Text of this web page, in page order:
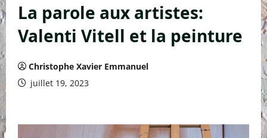
La parole aux artistes:
Valenti Vitell et la peinture
Christophe Xavier Emmanuel
juillet 19, 2023